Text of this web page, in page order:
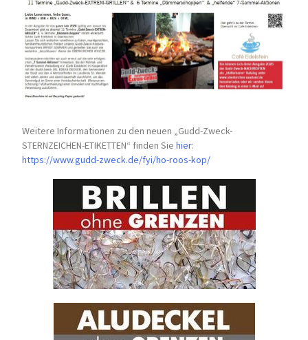
Weitere Informationen zu den neuen „Gudd-Zweck-
STERNZEICHEN-ETIKETTEN“ finden Siehier:
https://www.gudd-zweck.de/fyi/ho-roos-kop/